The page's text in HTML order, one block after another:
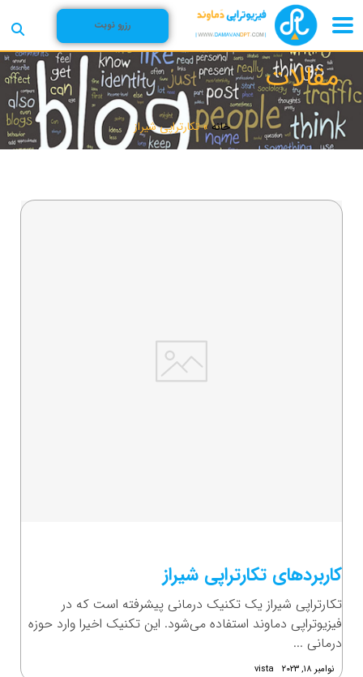
رزرو نوبت
مقالات
خانه»تکارتراپی شیراز
کاربردهای تکارتراپی شیراز
تکارتراپی شیراز یک تکنیک درمانی پیشرفته است که در
فیزیوتراپی دماوند استفاده می‌شود. این تکنیک اخیرا وارد حوزه
درمانی ...
نوامبر ۱۸, ۲۰۲۳ vista